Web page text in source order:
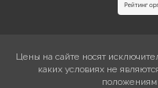
Цены на сайте носят
каких условиях не